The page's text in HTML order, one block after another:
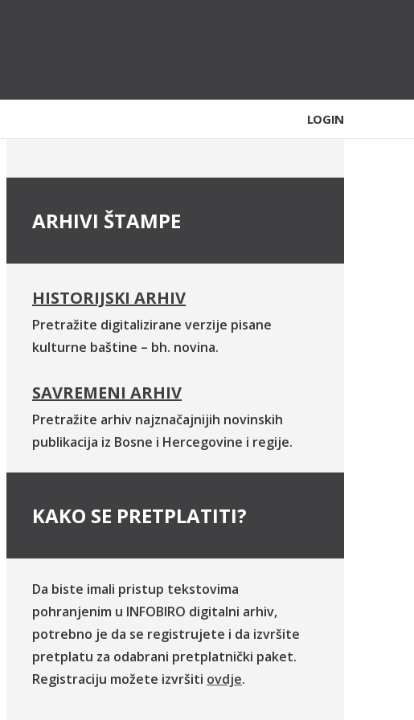
LOGIN
ARHIVI ŠTAMPE
HISTORIJSKI ARHIV
Pretražite digitalizirane verzije pisane
kulturne baštine – bh. novina.
SAVREMENI ARHIV
Pretražite arhiv najznačajnijih novinskih
publikacija iz Bosne i Hercegovine i regije.
KAKO SE PRETPLATITI?
Da biste imali pristup tekstovima
pohranjenim u INFOBIRO digitalni arhiv,
potrebno je da se registrujete i da izvršite
pretplatu za odabrani pretplatnički paket.
Registraciju možete izvršiti ovdje.